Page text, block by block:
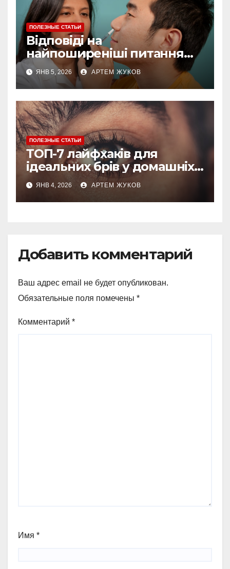
ПОЛЕЗНЫЕ СТАТЬИ
Відповіді на
найпоширеніші питання
про догляд за губами
ЯНВ 5, 2026 АРТЕМ ЖУКОВ
ПОЛЕЗНЫЕ СТАТЬИ
ТОП-7 лайфхаків для
ідеальних брів у домашніх
умовах
ЯНВ 4, 2026 АРТЕМ ЖУКОВ
Добавить комментарий
Ваш адрес email не будет опубликован.
Обязательные поля помечены *
Комментарий *
Имя *